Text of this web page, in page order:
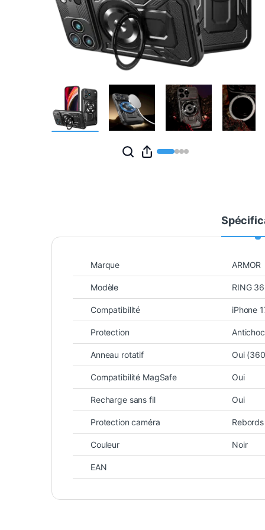
Marque ARMOR
Modèle RING
Compatibilité iPhone
Protection
Anneau rotatif Oui
Compatibilité MagSafe Oui
Recharge sans fil Oui
Protection caméra
Couleur Noir
EAN